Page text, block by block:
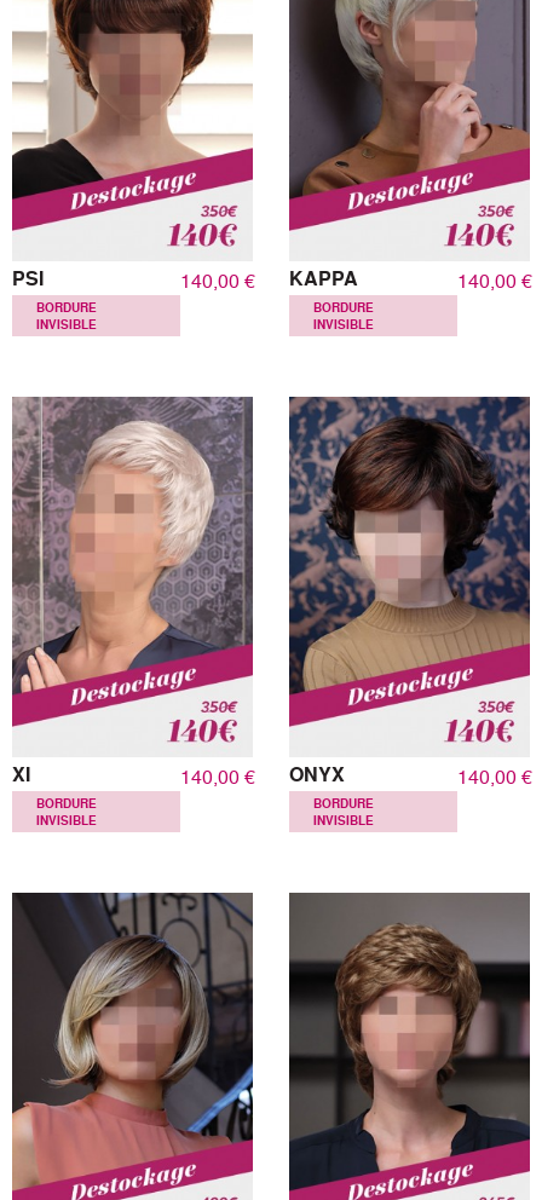
PSI 140,00 €
BORDURE
INVISIBLE
KAPPA 140,00 €
BORDURE
INVISIBLE
XI 140,00 €
BORDURE
INVISIBLE
ONYX 140,00 €
BORDURE
INVISIBLE